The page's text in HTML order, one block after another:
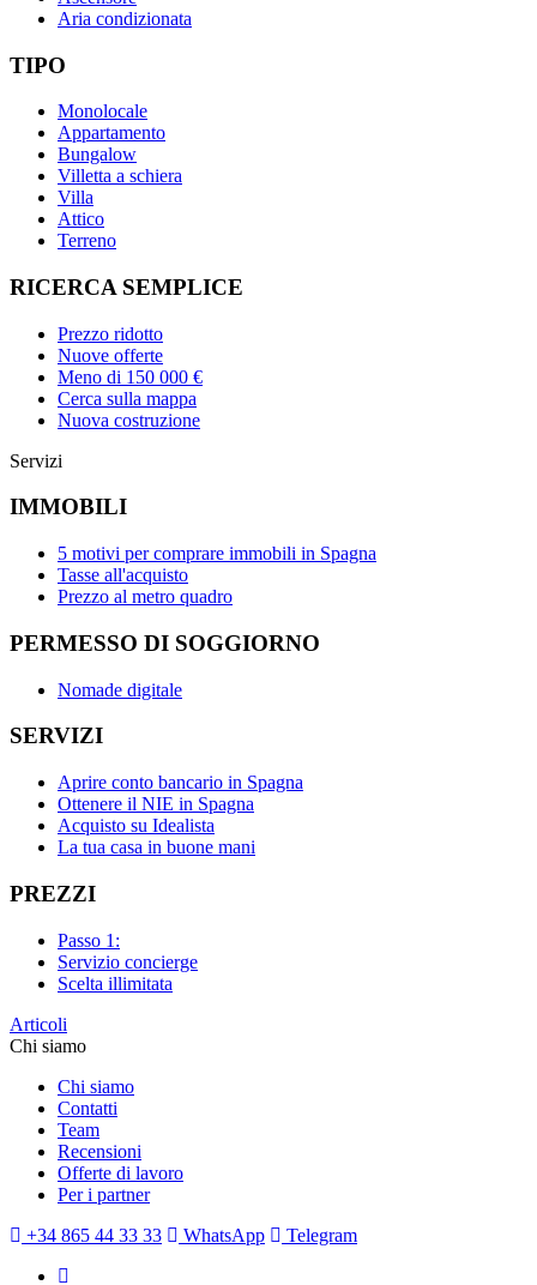
Aria condizionata
TIPO
Monolocale
Appartamento
Bungalow
Villetta a schiera
Villa
Attico
Terreno
RICERCA SEMPLICE
Prezzo ridotto
Nuove offerte
Meno di 150 000 €
Cerca sulla mappa
Nuova costruzione
Servizi
IMMOBILI
5 motivi per comprare immobili in Spagna
Tasse all'acquisto
Prezzo al metro quadro
PERMESSO DI SOGGIORNO
Nomade digitale
SERVIZI
Aprire conto bancario in Spagna
Ottenere il NIE in Spagna
Acquisto su Idealista
La tua casa in buone mani
PREZZI
Passo 1:
Servizio concierge
Scelta illimitata
Articoli
Chi siamo
Chi siamo
Contatti
Team
Recensioni
Offerte di lavoro
Per i partner
+34 865 44 33 33
WhatsApp Telegram